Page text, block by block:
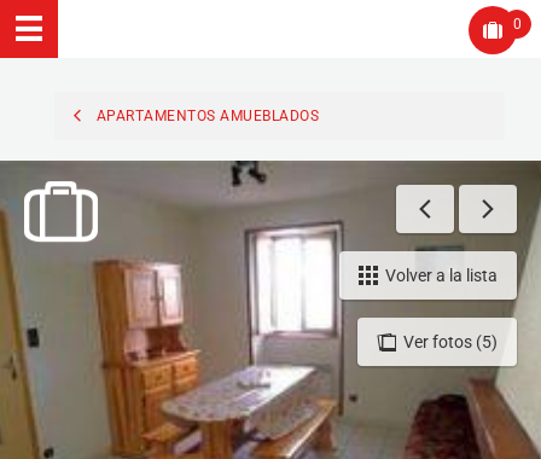
0
APARTAMENTOS AMUEBLADOS
Ver fotos (5)
Volver a la lista